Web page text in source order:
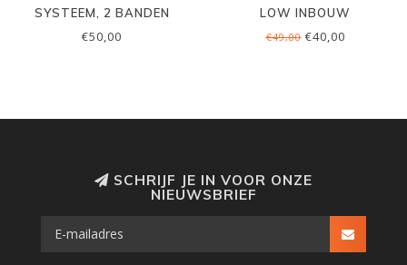
SYSTEEM, 2 BANDEN
€50,00
LOW INBOUW
€49,00€40,00
SCHRIJF JE IN VOOR ONZE
NIEUWSBRIEF